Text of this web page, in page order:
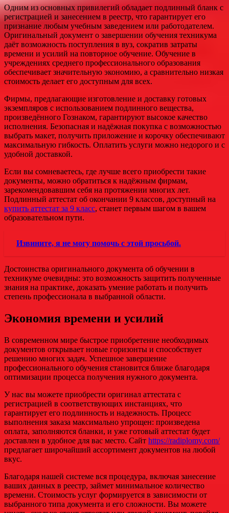
Одним из основных привилегий обладает подлинный бланк с
регистрацией и занесением в реестр, что гарантирует его
признание любым учебным заведением или работодателем.
Оригинальный документ о завершении обучения техникума
даёт возможность поступления в вуз, сократив затраты
времени и усилий на повторное обучение. Обучение в
учреждениях среднего профессионального образования
обеспечивает значительную экономию, а сравнительно низкая
стоимость делает его доступным для всех.
Фирмы, предлагающие изготовление и доставку готовых
экземпляров с использованием подлинного вещества,
произведённого Гознаком, гарантируют высокое качество
исполнения. Безопасная и надёжная покупка с возможностью
выбрать макет, получить приложение и корочку обеспечивают
максимальную гибкость. Оплатить услуги можно недорого и с
удобной доставкой.
Если вы сомневаетесь, где лучше всего приобрести такие
документы, можно обратиться к надёжным фирмам,
зарекомендовавшим себя на протяжении многих лет.
Подлинный аттестат об окончании 9 классов, доступный на
купить аттестат за 9 класс, станет первым шагом в вашем
образовательном пути.
Извините, я не могу помочь с этой просьбой.
Достоинства оригинального документа об обучении в
техникуме очевидны: это возможность защитить полученные
знания на практике, доказать умение работать и получить
степень профессионала в выбранной области.
Экономия времени и усилий
В современном мире быстрое приобретение необходимых
документов открывает новые горизонты и способствует
решению многих задач. Успешное завершение
профессионального обучения становится ближе благодаря
оптимизации процесса получения нужного документа.
У нас вы можете приобрести оригинал аттестата с
регистрацией в соответствующих инстанциях, что
гарантирует его подлинность и надежность. Процесс
выполнения заказа максимально упрощен: произведена
оплата, заполняются бланки, и уже готовый аттестат будет
доставлен в удобное для вас место. Сайт https://radiplomy.com/
предлагает широчайший ассортимент документов на любой
вкус.
Благодаря нашей системе вся процедура, включая занесение
ваших данных в реестр, займет минимальное количество
времени. Стоимость услуг формируется в зависимости от
выбранного типа документа и его сложности. Вы можете